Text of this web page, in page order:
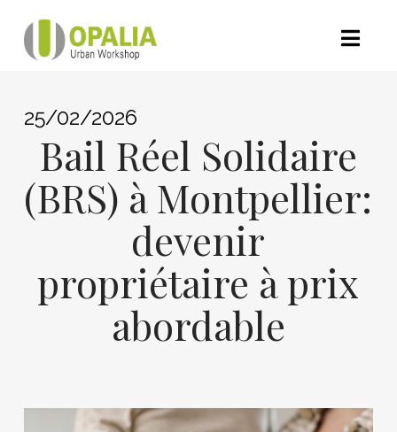
25/02/2026
Bail Réel Solidaire
(BRS) à Montpellier:
devenir
propriétaire à prix
abordable